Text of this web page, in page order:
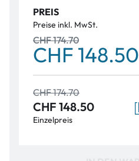
PREIS
Preise inkl. MwSt.
CHF 174.70
CHF 148.50
CHF 174.70
CHF 148.50
Einzelpreis